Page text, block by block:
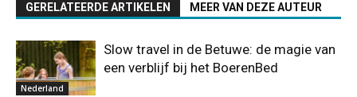
GERELATEERDE ARTIKELEN MEER VAN DEZE AUTEUR
Nederland
Slow travel in de Betuwe: de magie van
een verblijf bij het BoerenBed